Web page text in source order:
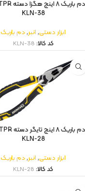
KLN-38
ابزار دستی,انبر,دم باریک
کد کالا: KLN-38
KLN-28
ابزار دستی,انبر,دم باریک
کد کالا: KLN-28